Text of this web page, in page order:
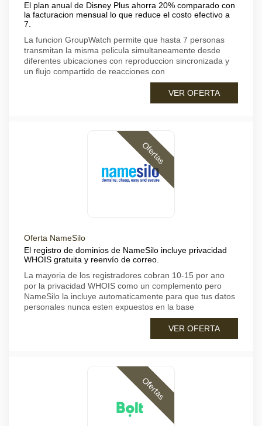
El plan anual de Disney Plus ahorra 20% comparado con
la facturacion mensual lo que reduce el costo efectivo a
7.
La funcion GroupWatch permite que hasta 7 personas
transmitan la misma pelicula simultaneamente desde
diferentes ubicaciones con reproduccion sincronizada y
un flujo compartido de reacciones con
VER OFERTA
Ofertas
Oferta NameSilo
El registro de dominios de NameSilo incluye privacidad
WHOIS gratuita y reenvío de correo.
La mayoria de los registradores cobran 10-15 por ano
por la privacidad WHOIS como un complemento pero
NameSilo la incluye automaticamente para que tus datos
personales nunca esten expuestos en la base
VER OFERTA
Ofertas